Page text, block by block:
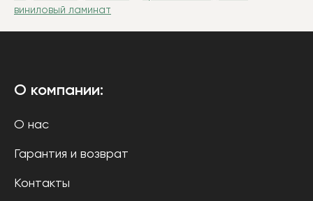
виниловый ламинат
О компании:
О нас
Гарантия и возврат
Контакты